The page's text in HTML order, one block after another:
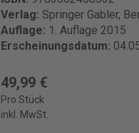
Verlag: Springer Gabler,
Auflage: 1. Auflage 2015
Erscheinungsdatum:
49,99 €
Pro Stück
inkl. MwSt.